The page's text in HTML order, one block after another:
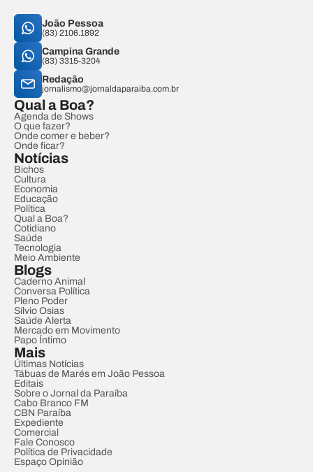
João Pessoa
(83) 2106.1892
Campina Grande
(83) 3315-3204
Redação
jornalismo@jornaldaparaiba.com.br
Qual a Boa?
Agenda de Shows
O que fazer?
Onde comer e beber?
Onde ficar?
Notícias
Bichos
Cultura
Economia
Educação
Política
Qual a Boa?
Cotidiano
Saúde
Tecnologia
Meio Ambiente
Blogs
Caderno Animal
Conversa Política
Pleno Poder
Sílvio Osias
Saúde Alerta
Mercado em Movimento
Papo Íntimo
Mais
Últimas Notícias
Tábuas de Marés em João Pessoa
Editais
Sobre o Jornal da Paraíba
Cabo Branco FM
CBN Paraíba
Expediente
Comercial
Fale Conosco
Política de Privacidade
Espaço Opinião